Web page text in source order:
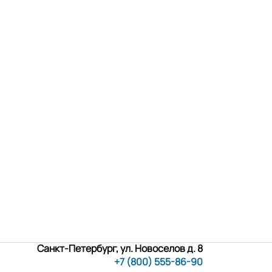
Санкт-Петербург, ул. Новоселов д. 8
+7 (800) 555-86-90